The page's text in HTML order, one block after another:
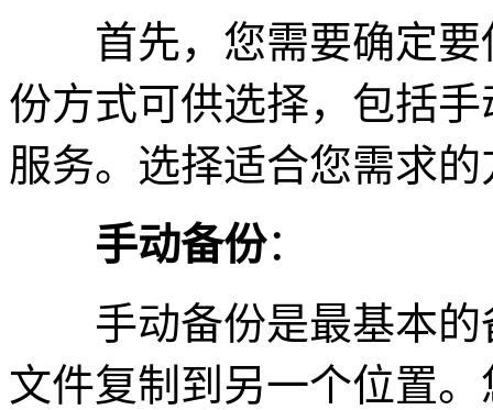
首先，您需要确定要
份方式可供选择，包括
服务。选择适合您需求的
手动备份：
手动备份是最基本的
文件复制到另一个位置